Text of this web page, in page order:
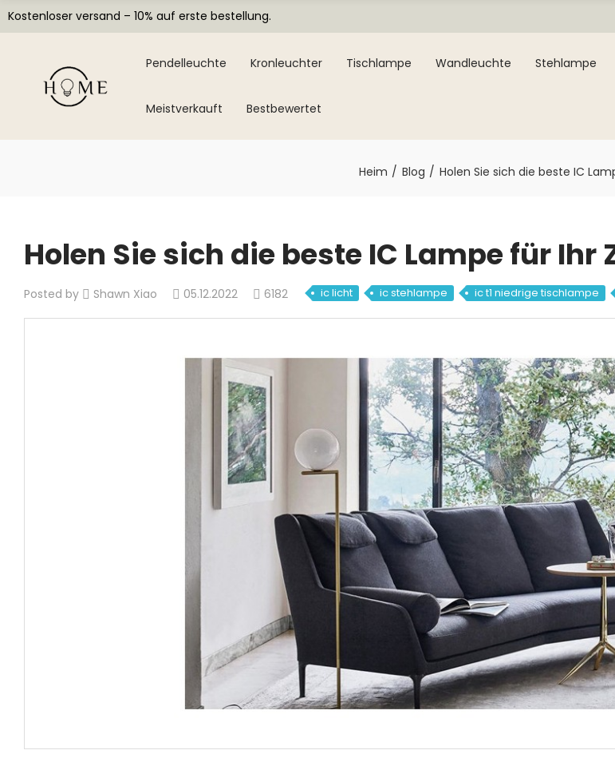
Kostenloser versand – 10% auf erste bestellung.
Pendelleuchte Kronleuchter Tischlampe Wandleuchte Stehlampe
Meistverkauft Bestbewertet
Heim Blog Holen Sie sich die beste IC
Holen Sie sich die beste IC Lampe für Ihr
Posted by Shawn Xiao 05.12.2022 6182 ic licht ic stehlampe ic t1 niedrige tischlampe